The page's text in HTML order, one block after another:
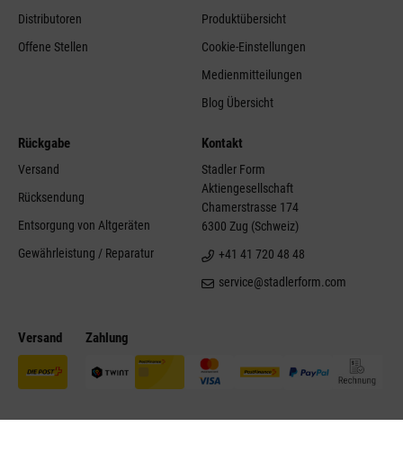
Versand Zahlung
Distributoren
Offene Stellen
Produktübersicht
Cookie-Einstellungen
Medienmitteilungen
Blog Übersicht
Rückgabe
Versand
Rücksendung
Entsorgung von Altgeräten
Gewährleistung / Reparatur
Kontakt
Stadler Form
Aktiengesellschaft
Chamerstrasse 174
6300 Zug (Schweiz)
+41 41 720 48 48
service@stadlerform.com